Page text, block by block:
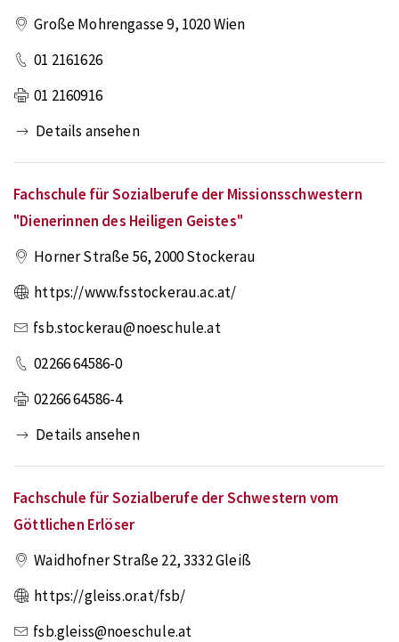
Große Mohrengasse 9, 1020Wien
01 2161626
01 2160916
Details ansehen
Fachschule für Sozialberufe der Missionsschwestern
"Dienerinnen des Heiligen Geistes"
Horner Straße 56, 2000Stockerau
https://www.fsstockerau.ac.at/
fsb.stockerau@noeschule.at
02266 64586-0
02266 64586-4
Details ansehen
Fachschule für Sozialberufe der Schwestern vom
Göttlichen Erlöser
Waidhofner Straße 22,3332Gleiß
https://gleiss.or.at/fsb/
fsb.gleiss@noeschule.at